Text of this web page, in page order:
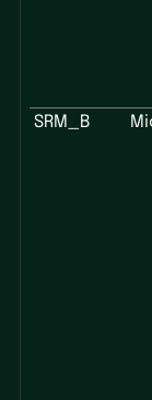
SRM_B